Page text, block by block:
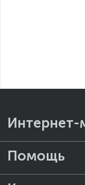
Интернет-
Помощь